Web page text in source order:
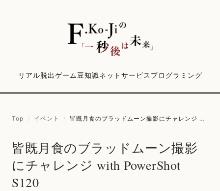
リアル脱出ゲーム豆知識ネットサービス プログラミング
Top / イベント / 皆既月食のブラッドムーン撮影にチャレンジ with PowerShot S120
皆既月食のブラッドムーン撮影
にチャレンジ with PowerShot
S120